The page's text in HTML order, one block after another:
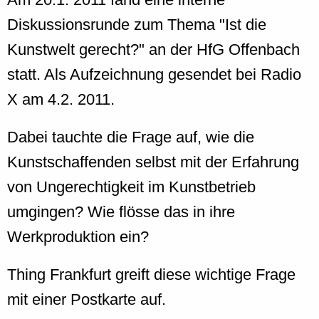
Diskussionsrunde zum Thema "Ist die
Kunstwelt gerecht?" an der HfG Offenbach
statt. Als Aufzeichnung gesendet bei Radio
X am 4.2. 2011.
Dabei tauchte die Frage auf, wie die
Kunstschaffenden selbst mit der Erfahrung
von Ungerechtigkeit im Kunstbetrieb
umgingen? Wie flösse das in ihre
Werkproduktion ein?
Thing Frankfurt greift diese wichtige Frage
mit einer Postkarte auf.